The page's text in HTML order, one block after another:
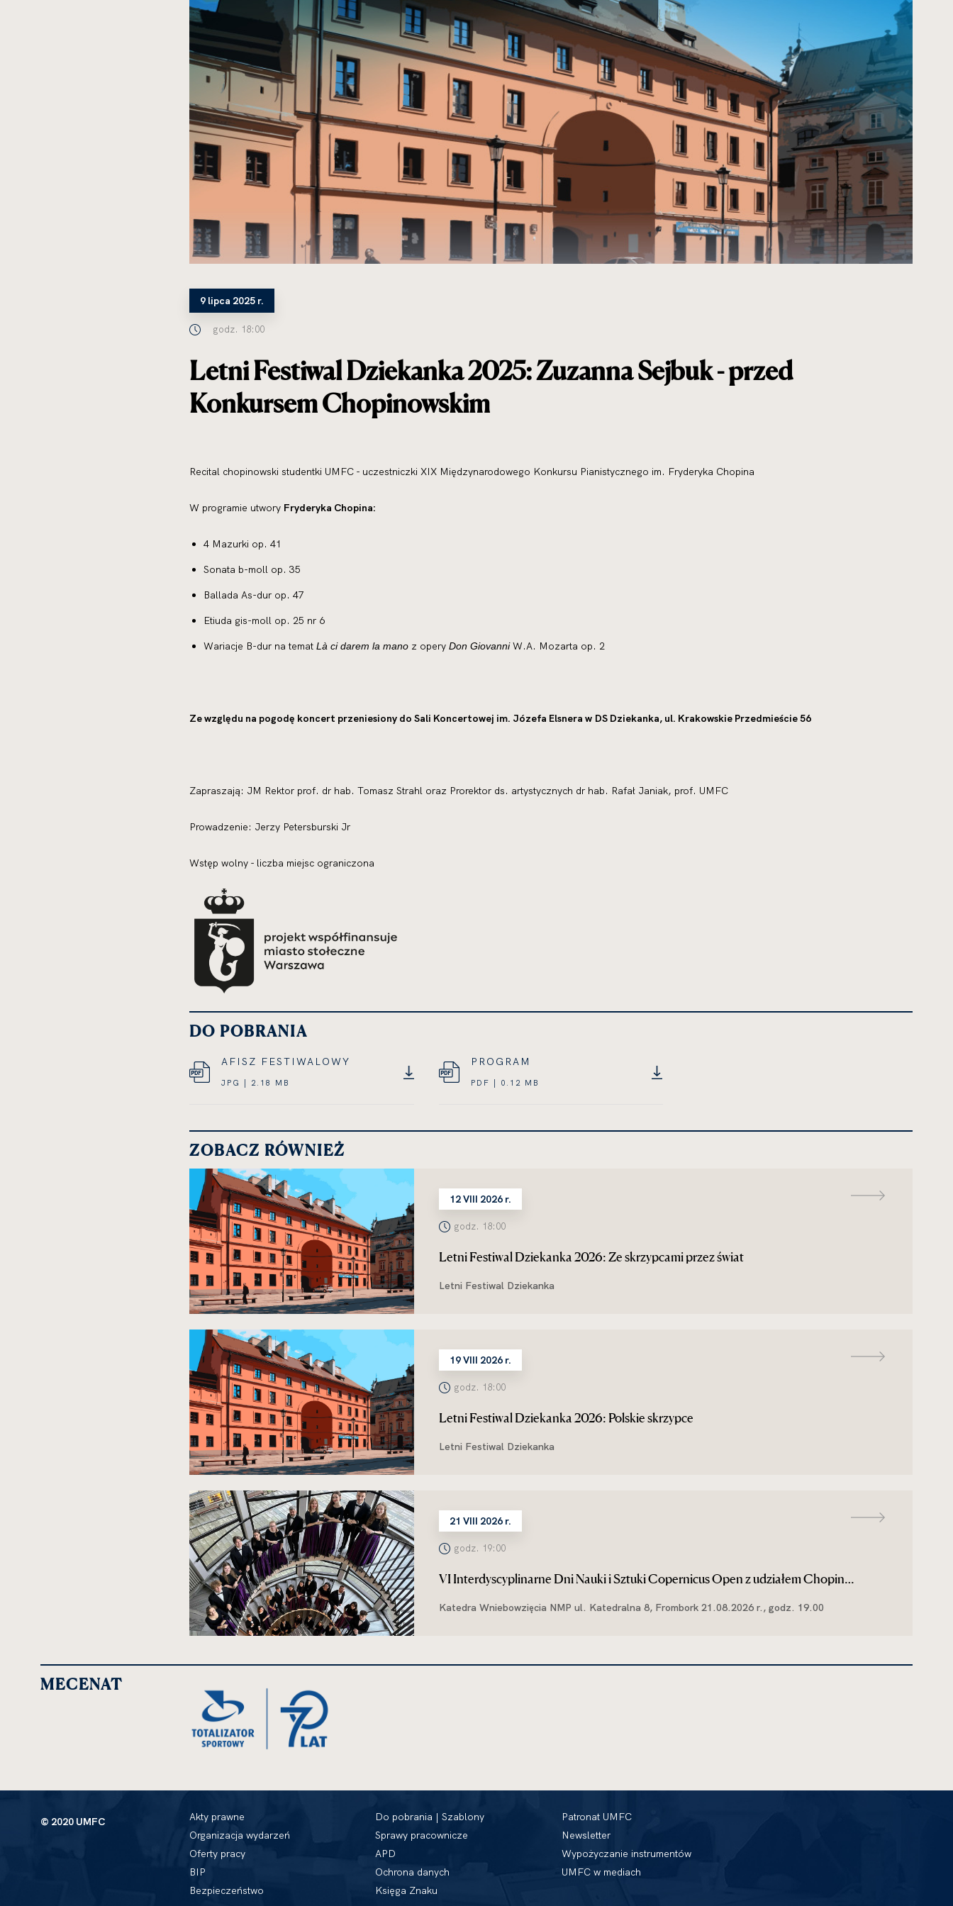
9 lipca 2025 r.
godz. 18:00
Letni Festiwal Dziekanka 2025: Zuzanna Sejbuk - przed
Konkursem Chopinowskim
Recital chopinowski studentki UMFC - uczestniczki XIX Międzynarodowego Konkursu Pianistycznego im. Fryderyka Chopina
W programie utwory Fryderyka Chopina:
4 Mazurki op. 41
Sonata b-moll op. 35
Ballada As-dur op. 47
Etiuda gis-moll op. 25 nr 6
Wariacje B-dur na temat Là ci darem la mano z opery Don GiovanniW.A. Mozarta op. 2
Ze względu na pogodę koncert przeniesiony do Sali Koncertowej im. Józefa Elsnera w DS Dziekanka, ul. Krakowskie Przedmieście 56
Zapraszają: JM Rektor prof. dr hab. Tomasz Strahl oraz Prorektor ds. artystycznych dr hab. Rafał Janiak, prof. UMFC
Prowadzenie: Jerzy Petersburski Jr
Wstęp wolny - liczba miejsc ograniczona
DO POBRANIA
AFISZ FESTIWALOWY
JPG | 2.18 MB
PROGRAM
PDF | 0.12 MB
ZOBACZ RÓWNIEŻ
12 VIII 2026 r.
godz. 18:00
Letni Festiwal Dziekanka 2026: Ze skrzypcami przez świat
Letni Festiwal Dziekanka
19 VIII 2026 r.
godz. 18:00
Letni Festiwal Dziekanka 2026: Polskie skrzypce
Letni Festiwal Dziekanka
21 VIII 2026 r.
godz. 19:00
VI Interdyscyplinarne Dni Nauki i Sztuki Copernicus Open z udziałem Chopin
Katedra Wniebowzięcia NMP ul. Katedralna 8, Frombork 21.08.2026 r., godz. 19.00
MECENAT
© 2020 UMFC
Akty prawne
Organizacja wydarzeń
Oferty pracy
BIP
Bezpieczeństwo
Do pobrania | Szablony
Sprawy pracownicze
APD
Ochrona danych
Księga Znaku
Patronat UMFC
Newsletter
Wypożyczanie instrumentów
UMFC w mediach